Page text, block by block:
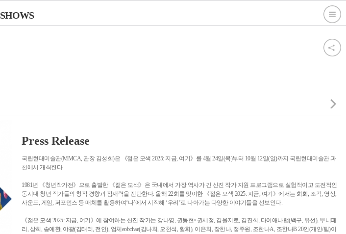
SHOWS
Press Release
국립현대미술관(MMCA, 관장 김성희)은 《젊은 모색 2025: 지금, 여기》를 4월 24일(목)부터 10월 12일(일)까지 국립현대미술관 과
천에서 개최한다.
1981년 《청년작가전》으로 출발한 《젊은 모색》은 국내에서 가장 역사가 긴 신진 작가 지원 프로그램으로 실험적이고 도전적인
동시대 청년 작가들의 창작 경향과 잠재력을 진단한다. 올해 22회를 맞이한 《젊은 모색 2025: 지금, 여기》에서는 회화, 조각, 영상,
사운드, 게임, 퍼포먼스 등 매체를 활용하여‘나’에서 시작해 ‘우리’로 나아가는 다양한 이야기들을 선보인다.
《젊은 모색 2025: 지금, 여기》에 참여하는 신진 작가는 강나영, 권동현×권세정, 김을지로, 김진희, 다이애나랩(백구, 유선), 무니페
리, 상희, 송예환, 야광(김태리, 전인), 업체eobchae(김나희, 오천석, 황휘), 이은희, 장한나, 정주원, 조한나A, 조한나B 20인(개인/팀)이